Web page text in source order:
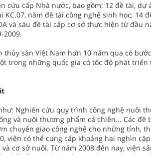
cứu cấp Nhà nước, bao gồm: 12 đề tài, dự
năm đề tài công nghệ sinh học; 14
và sáu đề tài cấp cơ sở thực hiện từ đầu
2009.
sản Việt Nam hơn 10 năm qua có
trong những quốc gia có tốc độ phát triển
Nghiên cứu quy trình công nghệ nuôi
và nuôi thương phẩm cá chiên... Các đề
chuyển giao công nghệ cho những tỉnh,
viện có thể cung cấp khoảng hai nghìn
cơ sở nuôi. Từ năm 2008 đến nay, viện